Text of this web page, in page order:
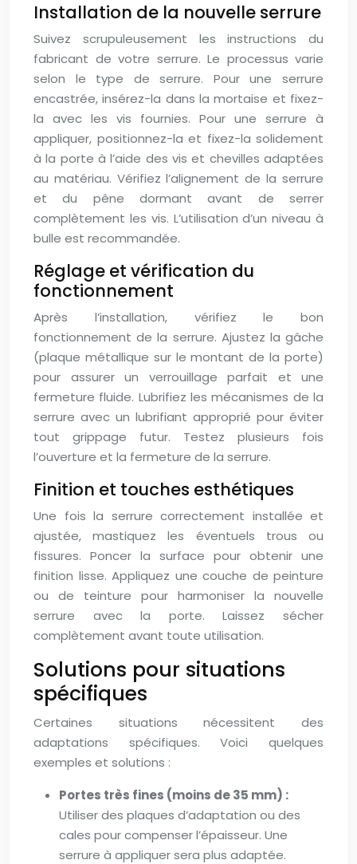
Installation de la nouvelle serrure
Suivez scrupuleusement les instructions du
fabricant de votre serrure. Le processus varie
selon le type de serrure. Pour une serrure
encastrée, insérez-la dans la mortaise et fixez-
la avec les vis fournies. Pour une serrure à
appliquer, positionnez-la et fixez-la solidement
à la porte à l’aide des vis et chevilles adaptées
au matériau. Vérifiez l’alignement de la serrure
et du pêne dormant avant de serrer
complètement les vis. L’utilisation d’un niveau à
bulle est recommandée.
Réglage et vérification du
fonctionnement
Après l’installation, vérifiez le bon
fonctionnement de la serrure. Ajustez la gâche
(plaque métallique sur le montant de la porte)
pour assurer un verrouillage parfait et une
fermeture fluide. Lubrifiez les mécanismes de la
serrure avec un lubrifiant approprié pour éviter
tout grippage futur. Testez plusieurs fois
l’ouverture et la fermeture de la serrure.
Finition et touches esthétiques
Une fois la serrure correctement installée et
ajustée, mastiquez les éventuels trous ou
fissures. Poncer la surface pour obtenir une
finition lisse. Appliquez une couche de peinture
ou de teinture pour harmoniser la nouvelle
serrure avec la porte. Laissez sécher
complètement avant toute utilisation.
Solutions pour situations
spécifiques
Certaines situations nécessitent des
adaptations spécifiques. Voici quelques
exemples et solutions :
Portes très fines (moins de 35 mm) :
Utiliser des plaques d’adaptation ou des
cales pour compenser l’épaisseur. Une
serrure à appliquer sera plus adaptée.